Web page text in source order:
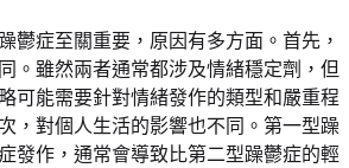
鬱症至關重要，原因有多方面。首先，
。雖然兩者通常都涉及情緒穩定劑，但
可能需要針對情緒發作的類型和嚴重程
，對個人生活的影響也不同。第一型躁
發作，通常會導致比第二型躁鬱症的輕